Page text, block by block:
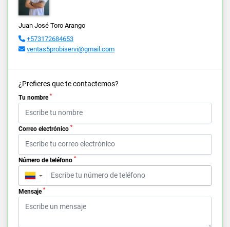
Juan José Toro Arango
+573172684653
ventas5probiservi@gmail.com
¿Prefieres que te contactemos?
Tu nombre *
Correo electrónico *
Número de teléfono *
▼
Mensaje *